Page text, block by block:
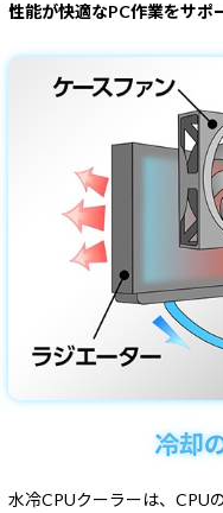
性能が快適なPC作業をサポ
冷却
水冷CPUクーラーは、CPU